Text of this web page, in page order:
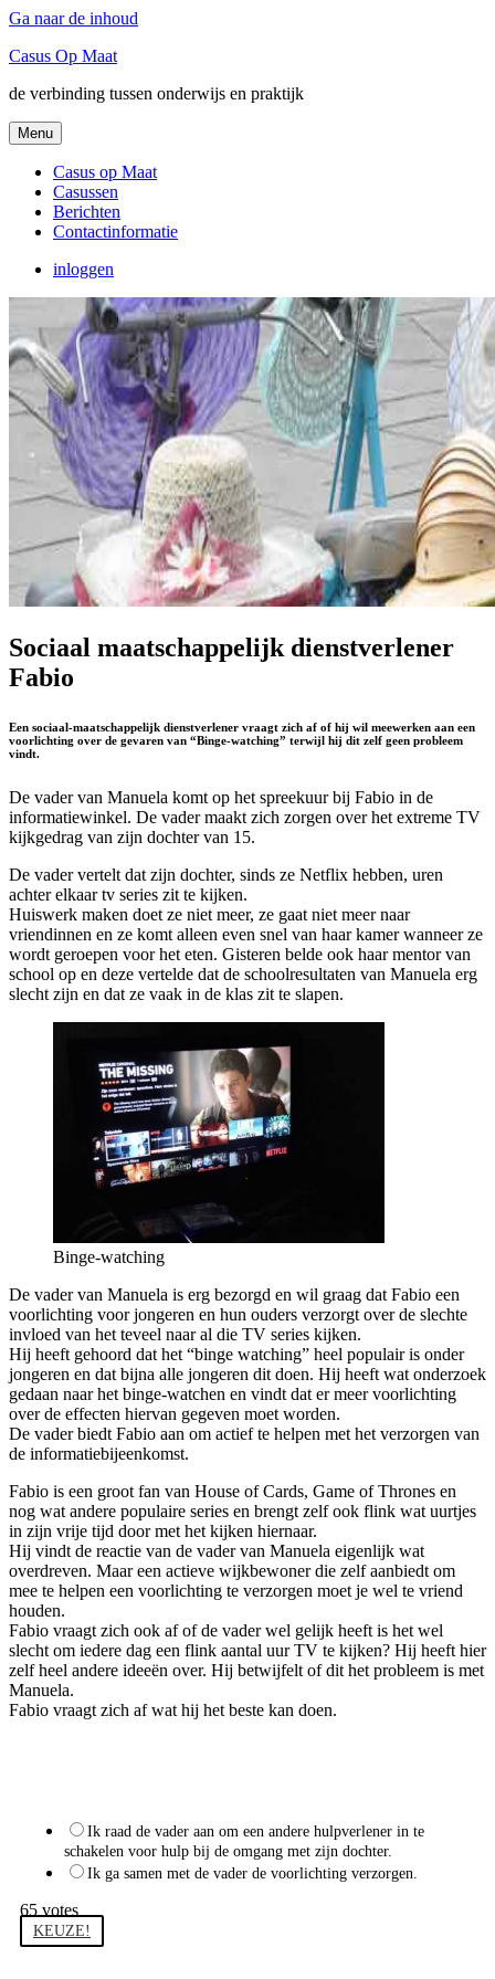
Ga naar de inhoud
Casus Op Maat
de verbinding tussen onderwijs en praktijk
Menu
Casus op Maat
Casussen
Berichten
Contactinformatie
inloggen
Sociaal maatschappelijk dienstverlener
Fabio
Een sociaal-maatschappelijk dienstverlener vraagt zich af of hij wil meewerken aan een
voorlichting over de gevaren van “Binge-watching” terwijl hij dit zelf geen probleem
vindt.
De vader van Manuela komt op het spreekuur bij Fabio in de
informatiewinkel. De vader maakt zich zorgen over het extreme TV
kijkgedrag van zijn dochter van 15.
De vader vertelt dat zijn dochter, sinds ze Netflix hebben, uren
achter elkaar tv series zit te kijken.
Huiswerk maken doet ze niet meer, ze gaat niet meer naar
vriendinnen en ze komt alleen even snel van haar kamer wanneer ze
wordt geroepen voor het eten. Gisteren belde ook haar mentor van
school op en deze vertelde dat de schoolresultaten van Manuela erg
slecht zijn en dat ze vaak in de klas zit te slapen.
Binge-watching
De vader van Manuela is erg bezorgd en wil graag dat Fabio een
voorlichting voor jongeren en hun ouders verzorgt over de slechte
invloed van het teveel naar al die TV series kijken.
Hij heeft gehoord dat het “binge watching” heel populair is onder
jongeren en dat bijna alle jongeren dit doen. Hij heeft wat onderzoek
gedaan naar het binge-watchen en vindt dat er meer voorlichting
over de effecten hiervan gegeven moet worden.
De vader biedt Fabio aan om actief te helpen met het verzorgen van
de informatiebijeenkomst.
Fabio is een groot fan van House of Cards, Game of Thrones en
nog wat andere populaire series en brengt zelf ook flink wat uurtjes
in zijn vrije tijd door met het kijken hiernaar.
Hij vindt de reactie van de vader van Manuela eigenlijk wat
overdreven. Maar een actieve wijkbewoner die zelf aanbiedt om
mee te helpen een voorlichting te verzorgen moet je wel te vriend
houden.
Fabio vraagt zich ook af of de vader wel gelijk heeft is het wel
slecht om iedere dag een flink aantal uur TV te kijken? Hij heeft hier
zelf heel andere ideeën over. Hij betwijfelt of dit het probleem is met
Manuela.
Fabio vraagt zich af wat hij het beste kan doen.
Ik raad de vader aan om een andere hulpverlener in te
schakelen voor hulp bij de omgang met zijn dochter.
Ik ga samen met de vader de voorlichting verzorgen.
65 votes
KEUZE!